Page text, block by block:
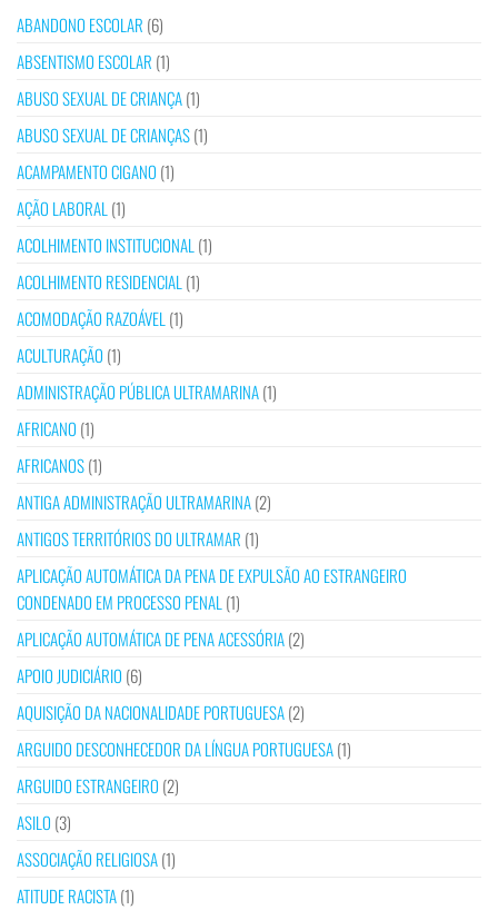
ABANDONO ESCOLAR (6)
ABSENTISMO ESCOLAR (1)
ABUSO SEXUAL DE CRIANÇA(1)
ABUSO SEXUAL DE CRIANÇAS(1)
ACAMPAMENTO CIGANO (1)
AÇÃO LABORAL (1)
ACOLHIMENTO INSTITUCIONAL (1)
ACOLHIMENTO RESIDENCIAL (1)
ACOMODAÇÃO RAZOÁVEL (1)
ACULTURAÇÃO (1)
ADMINISTRAÇÃO PÚBLICA ULTRAMARINA(1)
AFRICANO (1)
AFRICANOS(1)
ANTIGA ADMINISTRAÇÃO ULTRAMARINA(2)
ANTIGOS TERRITÓRIOS DO ULTRAMAR (1)
APLICAÇÃO AUTOMÁTICA DA PENA DE EXPULSÃO AO ESTRANGEIRO
CONDENADO EM PROCESSO PENAL (1)
APLICAÇÃO AUTOMÁTICA DE PENA ACESSÓRIA(2)
APOIO JUDICIÁRIO (6)
AQUISIÇÃO DA NACIONALIDADE PORTUGUESA(2)
ARGUIDO DESCONHECEDOR DA LÍNGUA PORTUGUESA(1)
ARGUIDO ESTRANGEIRO (2)
ASILO (3)
ASSOCIAÇÃO RELIGIOSA(1)
ATITUDE RACISTA(1)